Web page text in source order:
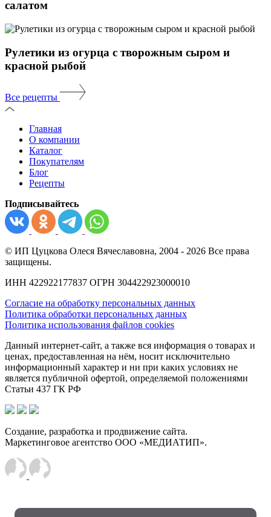
салатом
Рулетики из огурца с творожным сыром и
красной рыбой
Все рецепты
Главная
О компании
Каталог
Покупателям
Блог
Рецепты
Подписывайтесь
© ИП Цуцкова Олеся Вячеславовна, 2004 - 2026 Все права
защищены.
ИНН 422922177837 ОГРН 304422923000010
Согласие на обработку персональных данных
Политика обработки персональных данных
Политика использования файлов cookies
Данный интернет-сайт, а также вся информация о товарах и
ценах, предоставленная на нём, носит исключительно
информационный характер и ни при каких условиях не
является публичной офертой, определяемой положениями
Статьи 437 ГК РФ
Создание, разработка и продвижение сайта.
Маркетинговое агентство ООО «МЕДИАТИП».